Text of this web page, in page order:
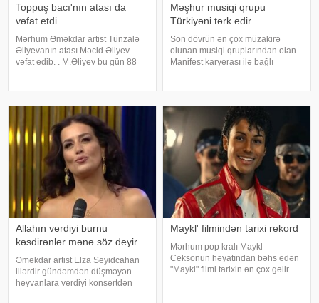
Toppuş bacı'nın atası da
vəfat etdi
Mərhum Əməkdar artist Tünzalə
Əliyevanın atası Məcid Əliyev
vəfat edib. . M.Əliyev bu gün 88
xəstəlikdən əziyyət çəkird
Məşhur musiqi qrupu
Türkiyəni tərk edir
Son dövrün ən çox müzakirə
olunan musiqi qruplarından olan
Manifest karyerası ilə bağlı
Tolqa Akış üzvlərin sentyabr
ayında İstanbuldak
Allahın verdiyi burnu
kəsdirənlər mənə söz deyir
Əməkdar artist Elza Seyidcahan
illərdir gündəmdən düşməyən
heyvanlara verdiyi konsertdən
Maykl' filmindən tarixi rekord
Mərhum pop kralı Maykl
Ceksonun həyatından bəhs edən
"Maykl" filmi tarixin ən çox gəlir